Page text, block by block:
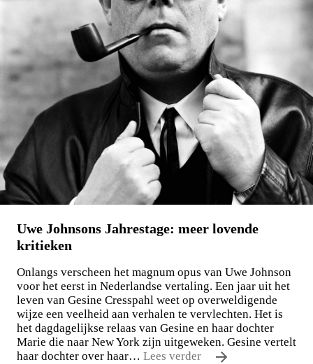
Maxim Osipov
De wereld is niet stuk te krijgen
€ 15,00
LEES MEER
Uwe Johnsons Jahrestage: meer lovende
kritieken
Onlangs verscheen het magnum opus van Uwe Johnson
voor het eerst in Nederlandse vertaling. Een jaar uit het
leven van Gesine Cresspahl weet op overweldigende
wijze een veelheid aan verhalen te vervlechten. Het is
het dagdagelijkse relaas van Gesine en haar dochter
Marie die naar New York zijn uitgeweken. Gesine vertelt
haar dochter over haar… Lees verder